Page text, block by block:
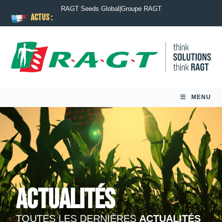
ACTUS :
RAGT Seeds Global Groupe RAGT
MENU
Actualités
TOUTES LES DERNIÈRESACTUALITÉS